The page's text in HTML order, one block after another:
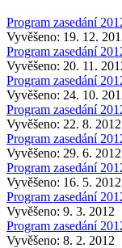
Program zasedání
Vyvěšeno: 19. 12.
Program zasedání
Vyvěšeno: 20. 11.
Program zasedání
Vyvěšeno: 24. 10.
Program zasedání
Vyvěšeno: 22. 8. 2012
Program zasedání
Vyvěšeno: 29. 6. 2012
Program zasedání
Vyvěšeno: 16. 5. 2012
Program zasedání
Vyvěšeno: 9. 3. 2012
Program zasedání
Vyvěšeno: 8. 2. 2012